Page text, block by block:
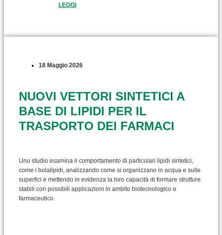
LEGGI
18 Maggio 2026
NUOVI VETTORI SINTETICI A
BASE DI LIPIDI PER IL
TRASPORTO DEI FARMACI
Uno studio esamina il comportamento di particolari lipidi sintetici,
come i bolalipidi, analizzando come si organizzano in acqua e sulle
superfici e mettendo in evidenza la loro capacità di formare strutture
stabili con possibili applicazioni in ambito biotecnologico e
farmaceutico.